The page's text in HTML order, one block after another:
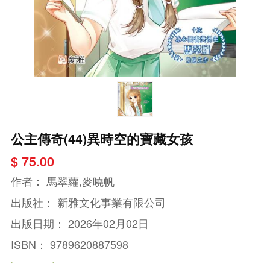
公主傳奇(44)異時空的寶藏女孩
$ 75.00
作者： 馬翠蘿,麥曉帆
出版社： 新雅文化事業有限公司
出版日期： 2026年02月02日
ISBN： 9789620887598